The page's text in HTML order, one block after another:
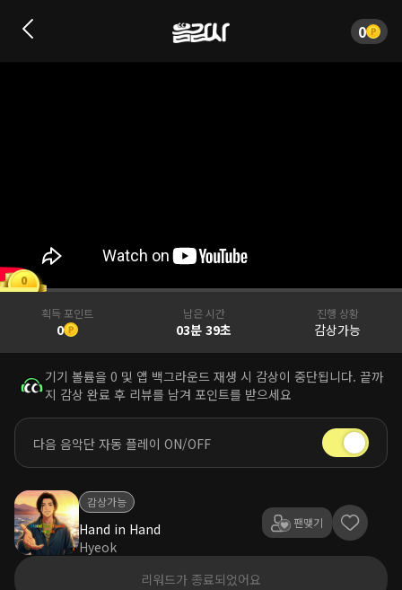
0
0
획득 포인트
0
남은 시간
03분 39초
진행 상황
감상가능
기기 볼륨을 0 및 앱 백그라운드 재생 시 감상이 중단됩니다. 끝까
지 감상 완료 후 리뷰를 남겨 포인트를 받으세요
다음 음악단 자동 플레이 ON/OFF
감상가능
Hand in Hand
Hyeok
팬맺기
리워드가 종료되었어요